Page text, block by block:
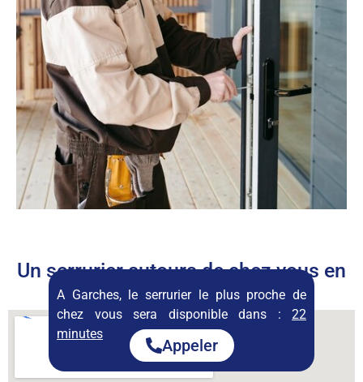
Un serrurier autours de chez vous en
permanence
A Garches, le serrurier le plus proche de
chez vous sera disponible dans : 22
minutes
Appeler